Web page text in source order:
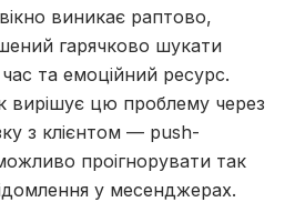
виникає раптово,
гарячково шукати
та емоційний ресурс.
вирішує цю проблему через
з клієнтом — push-
проігнорувати так
у месенджерах.